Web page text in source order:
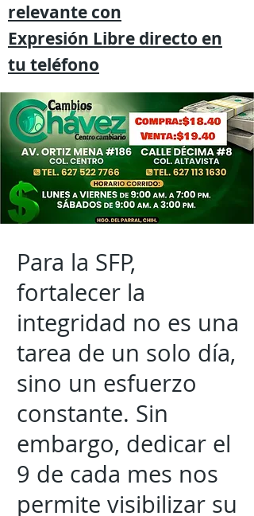
relevante con
Expresión Libre directo en
tu teléfono
Para la SFP,
fortalecer la
integridad no es una
tarea de un solo día,
sino un esfuerzo
constante. Sin
embargo, dedicar el
9 de cada mes nos
permite visibilizar su